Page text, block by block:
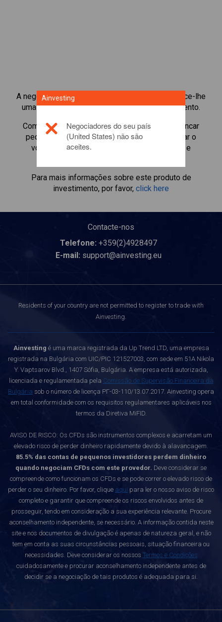
A negociação de CFD de índices de ações oferece-lhe
uma vasta gama de oportunidades de investimento.
Comece a negociar CFDs de France 40
e alavancar
pequenos depósitos de margem para aumentar o
volume de negociação. Acompanhar setores e
Para mais informações sobre este produto de
investimento, por favor, click here
Contacte-nos
Telefone: +359(2)4928497
E-mail: support@ainvesting.eu
Residents of your country are not permitted to register to trade with
Ainvesting.
Ainvesting é uma marca registrada da Up Trend LTD, uma empresa
registrada na Bulgária com UIC/PIC 121527003, com sede em 51A Nikola
Y. Vaptsarov Blvd., 1407 Sófia, Bulgária. A empresa está autorizada,
licenciada e regulamentada pela Comissão de Supervisão Financeira da
Bulgária sob o número de licença РГ-03-110/13.07.2017. Ainvesting opera
em total conformidade com os requisitos regulamentares aplicáveis nos
termos da Diretiva MiFID.
AVISO DE RISCO: Os CFDs são instrumentos complexos e acarretam um
elevado risco de perder dinheiro rapidamente devido à alavancagem.
85.5% das contas de pequenos investidores perdem dinheiro
quando negociam CFDs com este provedor. Deve considerar se
compreende como funcionam os CFDs e se pode correr o elevado risco de
perder o seu dinheiro. Por favor, clique aqui para ler o nosso aviso de risco
completo e garantir que compreende os riscos envolvidos antes de
prosseguir, tendo em consideração a sua experiência relevante. Procure
aconselhamento independente, se necessário. A informação contida neste
site e nos documentos de divulgação é apenas de natureza geral, e não
tem em conta as suas circunstâncias pessoais, situação financeira ou
necessidades. Deve considerar os nossos Termos e Condições
cuidadosamente e procurar aconselhamento independente antes de
decidir se a negociação de tais produtos é adequada para si.
Ainvesting
Negociadores do seu país
(United States) não são
aceites.